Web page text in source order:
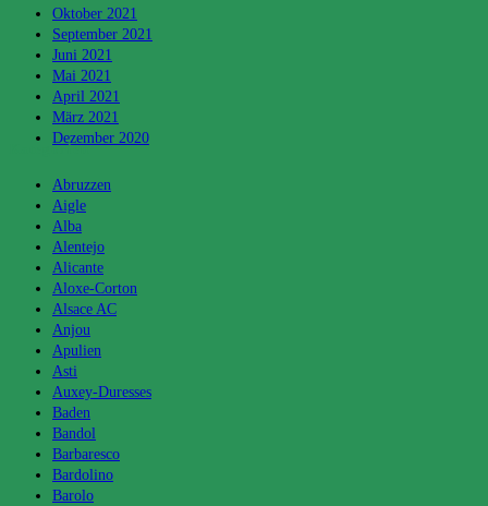
Oktober 2021
September 2021
Juni 2021
Mai 2021
April 2021
März 2021
Dezember 2020
Kategorien
Abruzzen
Aigle
Alba
Alentejo
Alicante
Aloxe-Corton
Alsace AC
Anjou
Apulien
Asti
Auxey-Duresses
Baden
Bandol
Barbaresco
Bardolino
Barolo